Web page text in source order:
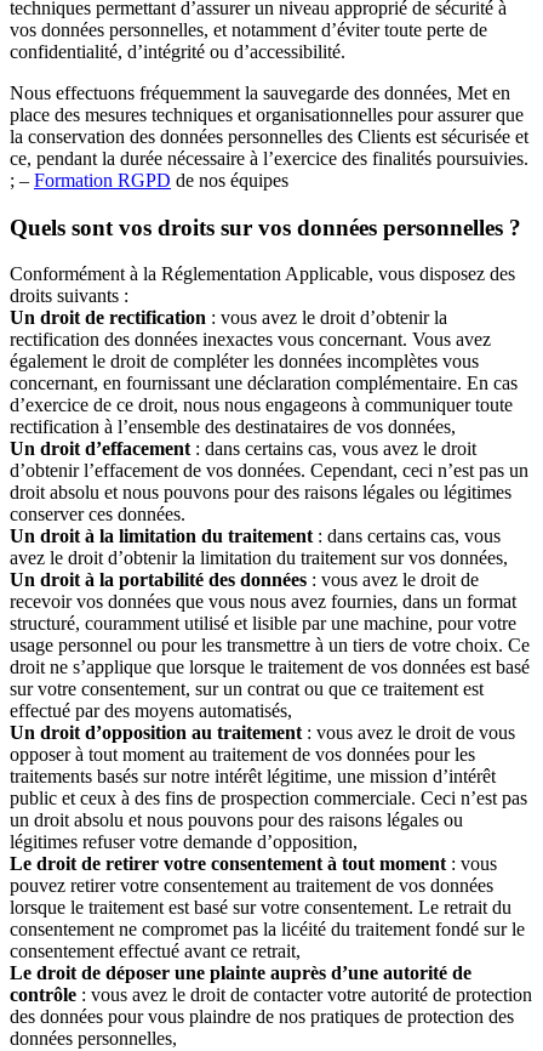
techniques permettant d’assurer un niveau approprié de sécurité à
vos données personnelles, et notamment d’éviter toute perte de
confidentialité, d’intégrité ou d’accessibilité.
Nous effectuons fréquemment la sauvegarde des données, Met en
place des mesures techniques et organisationnelles pour assurer que
la conservation des données personnelles des Clients est sécurisée et
ce, pendant la durée nécessaire à l’exercice des finalités poursuivies.
; – Formation RGPD de nos équipes
Quels sont vos droits sur vos données personnelles ?
Conformément à la Réglementation Applicable, vous disposez des
droits suivants :
Un droit de rectification : vous avez le droit d’obtenir la
rectification des données inexactes vous concernant. Vous avez
également le droit de compléter les données incomplètes vous
concernant, en fournissant une déclaration complémentaire. En cas
d’exercice de ce droit, nous nous engageons à communiquer toute
rectification à l’ensemble des destinataires de vos données,
Un droit d’effacement: dans certains cas, vous avez le droit
d’obtenir l’effacement de vos données. Cependant, ceci n’est pas un
droit absolu et nous pouvons pour des raisons légales ou légitimes
conserver ces données.
Un droit à la limitation du traitement: dans certains cas, vous
avez le droit d’obtenir la limitation du traitement sur vos données,
Un droit à la portabilité des données : vous avez le droit de
recevoir vos données que vous nous avez fournies, dans un format
structuré, couramment utilisé et lisible par une machine, pour votre
usage personnel ou pour les transmettre à un tiers de votre choix. Ce
droit ne s’applique que lorsque le traitement de vos données est basé
sur votre consentement, sur un contrat ou que ce traitement est
effectué par des moyens automatisés,
Un droit d’opposition au traitement: vous avez le droit de vous
opposer à tout moment au traitement de vos données pour les
traitements basés sur notre intérêt légitime, une mission d’intérêt
public et ceux à des fins de prospection commerciale. Ceci n’est pas
un droit absolu et nous pouvons pour des raisons légales ou
légitimes refuser votre demande d’opposition,
Le droit de retirer votre consentement à tout moment: vous
pouvez retirer votre consentement au traitement de vos données
lorsque le traitement est basé sur votre consentement. Le retrait du
consentement ne compromet pas la licéité du traitement fondé sur le
consentement effectué avant ce retrait,
Le droit de déposer une plainte auprès d’une autorité de
contrôle : vous avez le droit de contacter votre autorité de protection
des données pour vous plaindre de nos pratiques de protection des
données personnelles,